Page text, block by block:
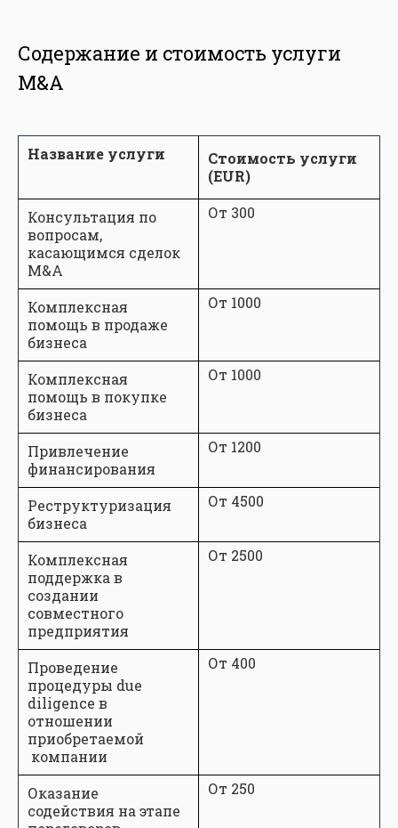
Содержание и стоимость услуги
M&A
Название услуги
Стоимость услуги
(EUR)
Консультация по
вопросам,
касающимся сделок
M&A
От 300
Комплексная
помощь в продаже
бизнеса
От 1000
Комплексная
помощь в покупке
бизнеса
От 1000
Привлечение
финансирования
От 1200
Реструктуризация
бизнеса
От 4500
Комплексная
поддержка в
создании
совместного
предприятия
От 2500
Проведение
процедуры due
diligence в
отношении
приобретаемой
компании
От 400
Оказание
содействия на этапе
От 250